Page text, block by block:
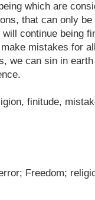
which are
that can only
continue being
mistakes for
we can sin in
finitude,
Freedom;